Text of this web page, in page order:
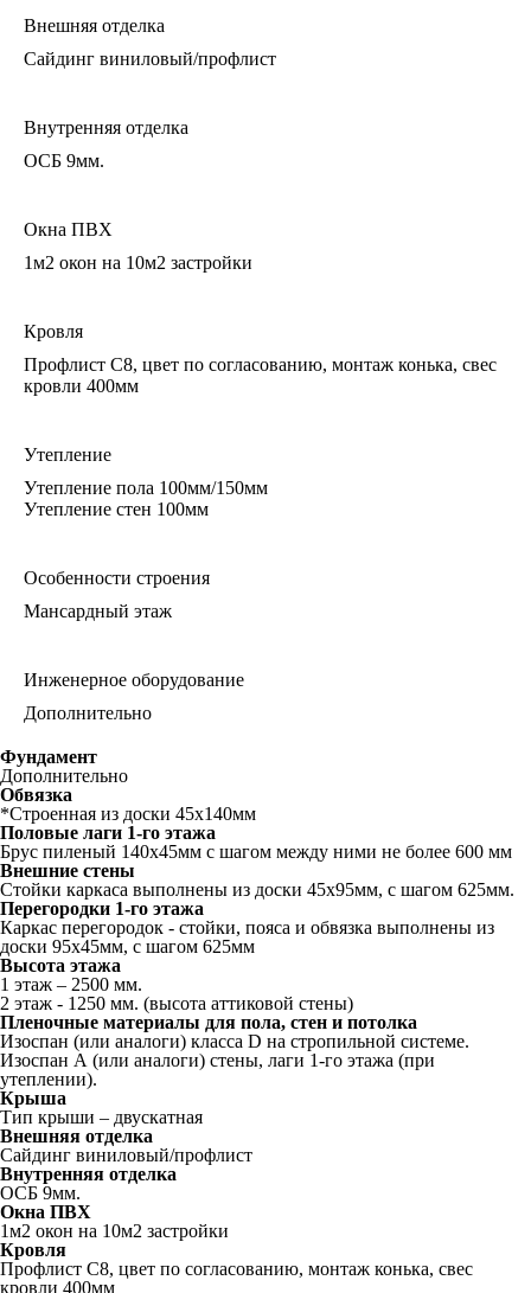
Внешняя отделка
Сайдинг виниловый/профлист
Внутренняя отделка
ОСБ 9мм.
Окна ПВХ
1м2 окон на 10м2 застройки
Кровля
Профлист С8, цвет по согласованию, монтаж конька, свес
кровли 400мм
Утепление
Утепление пола 100мм/150мм
Утепление стен 100мм
Особенности строения
Мансардный этаж
Инженерное оборудование
Дополнительно
Фундамент
Дополнительно
Обвязка
*Строенная из доски 45х140мм
Половые лаги 1-го этажа
Брус пиленый 140x45мм с шагом между ними не более 600 мм
Внешние стены
Стойки каркаса выполнены из доски 45х95мм, с шагом 625мм.
Перегородки 1-го этажа
Каркас перегородок - стойки, пояса и обвязка выполнены из
доски 95х45мм, с шагом 625мм
Высота этажа
1 этаж – 2500 мм.
2 этаж - 1250 мм. (высота аттиковой стены)
Пленочные материалы для пола, стен и потолка
Изоспан (или аналоги) класса D на стропильной системе.
Изоспан А (или аналоги) стены, лаги 1-го этажа (при
утеплении).
Крыша
Тип крыши – двускатная
Внешняя отделка
Сайдинг виниловый/профлист
Внутренняя отделка
ОСБ 9мм.
Окна ПВХ
1м2 окон на 10м2 застройки
Кровля
Профлист С8, цвет по согласованию, монтаж конька, свес
кровли 400мм